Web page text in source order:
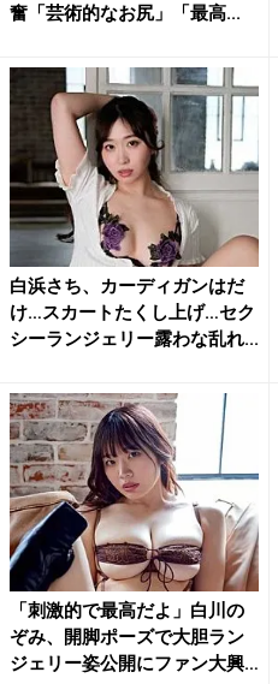
奮「芸術的なお尻」「最高...
白浜さち、カーディガンはだ
け…スカートたくし上げ…セク
シーランジェリー露わな乱れ...
「刺激的で最高だよ」白川の
ぞみ、開脚ポーズで大胆ラン
ジェリー姿公開にファン大興